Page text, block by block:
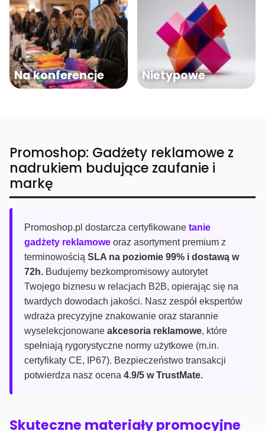
Na konferencje Nietypowe
Promoshop: Gadżety reklamowe z
nadrukiem budujące zaufanie i
markę
Promoshop.pl dostarcza certyfikowane tanie
gadżety reklamowe oraz asortyment premium z
terminowością SLA na poziomie 99% i dostawą w
72h. Budujemy bezkompromisowy autorytet
Twojego biznesu w relacjach B2B, opierając się na
twardych dowodach jakości. Nasz zespół ekspertów
wdraża precyzyjne znakowanie oraz starannie
wyselekcjonowane akcesoria reklamowe, które
spełniają rygorystyczne normy użytkowe (m.in.
certyfikaty CE, IP67). Bezpieczeństwo transakcji
potwierdza nasz ocena 4.9/5 w TrustMate.
Skuteczne materiały promocyjne